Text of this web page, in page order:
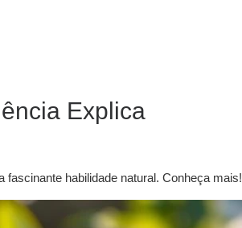
Explica
habilidade natural. Conheça mais!